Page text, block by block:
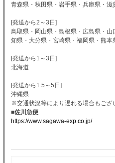
青森県・秋田県・岩手県・兵庫県・
[発送から2～3日]
鳥取県・岡山県・島根県・広島県・
知県・大分県・宮崎県・福岡県・熊
[発送から1～3日]
北海道
[発送から1.5～5日]
沖縄県
※交通状況等により遅れる場合もござ
■佐川急便
https://www.sagawa-exp.co.jp/